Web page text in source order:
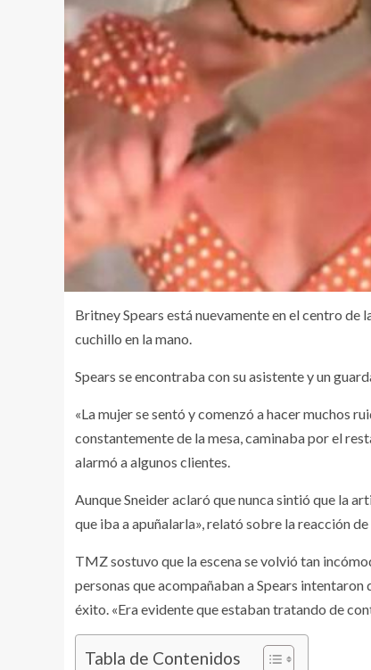
Britney Spears está nuevamente en el centro de
cuchillo en la mano.
Spears se encontraba con su asistente y un
«La mujer se sentó y comenzó a hacer muchos
constantemente de la mesa, caminaba por el
alarmó a algunos clientes.
Aunque Sneider aclaró que nunca sintió que la
que iba a apuñalarla», relató sobre la reacción
TMZ sostuvo que la escena se volvió tan
personas que acompañaban a Spears
éxito. «Era evidente que estaban tratando de
Tabla de Contenidos